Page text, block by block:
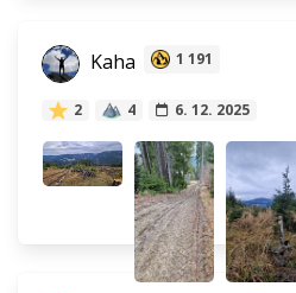
Kaha 1 191
2 4 6. 12. 2025